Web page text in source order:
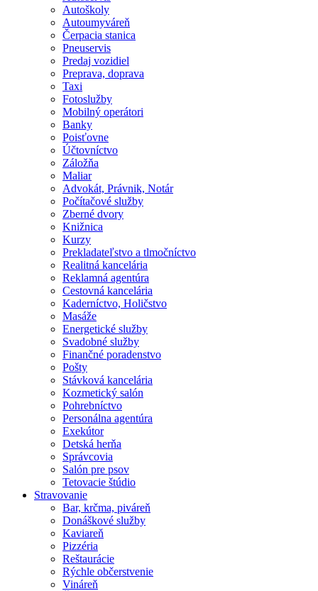
Autoškoly
Autoumyváreň
Čerpacia stanica
Pneuservis
Predaj vozidiel
Preprava, doprava
Taxi
Fotoslužby
Mobilný operátori
Banky
Poisťovne
Účtovníctvo
Záložňa
Maliar
Advokát, Právnik, Notár
Počítačové služby
Zberné dvory
Knižnica
Kurzy
Prekladateľstvo a tlmočníctvo
Realitná kancelária
Reklamná agentúra
Cestovná kancelária
Kaderníctvo, Holičstvo
Masáže
Energetické služby
Svadobné služby
Finančné poradenstvo
Pošty
Stávková kancelária
Kozmetický salón
Pohrebníctvo
Personálna agentúra
Exekútor
Detská herňa
Správcovia
Salón pre psov
Tetovacie štúdio
Stravovanie
Bar, krčma, piváreň
Donáškové služby
Kaviareň
Pizzéria
Reštaurácie
Rýchle občerstvenie
Vináreň